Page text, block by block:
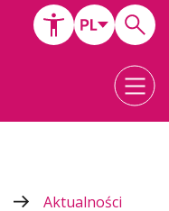
Aktualności